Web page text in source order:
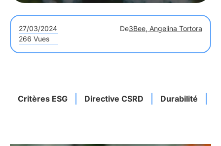
27/03/2024 De3Bee, Angelina Tortora
266 Vues
Critères ESG Directive CSRD Durabilité